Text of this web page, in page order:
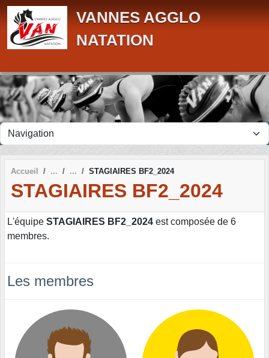
VANNES AGGLO
NATATION
Accueil STAGIAIRES BF2_2024
STAGIAIRES BF2_2024
L'équipe STAGIAIRES BF2_2024 est composée de 6
membres.
Les membres
Panneau de gestion des cookies